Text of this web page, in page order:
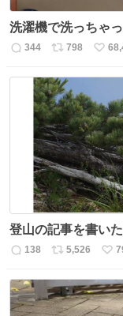
洗濯機で洗っちゃ
返
344
リ
ス
ト
数
798
い
数
登山の記事を書い
返
数
138
リ
ス
ト
5,526
い
ね
数